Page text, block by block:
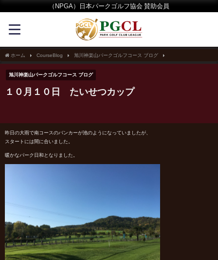
（NPGA）日本パークゴルフ協会 賛助会員
ホーム CourseBlog 旭川神楽山パークゴルフコース ブログ
旭川神楽山パークゴルフコース ブログ
１０月１０日 たいせつカップ
昨日の大雨で南コースのバンカーが池のようになっていましたが、
スタートには間に合いました。
暖かなパーク日和となりました。